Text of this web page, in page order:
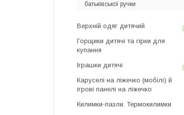
батьківської ручки
Верхній одяг дитячий
Горщики дитячі та гірки для
купання
Іграшки дитячі
Каруселі на ліжечко (мобілі) й
ігрові панелі на ліжечко
Килимки-пазли. Термокилимки